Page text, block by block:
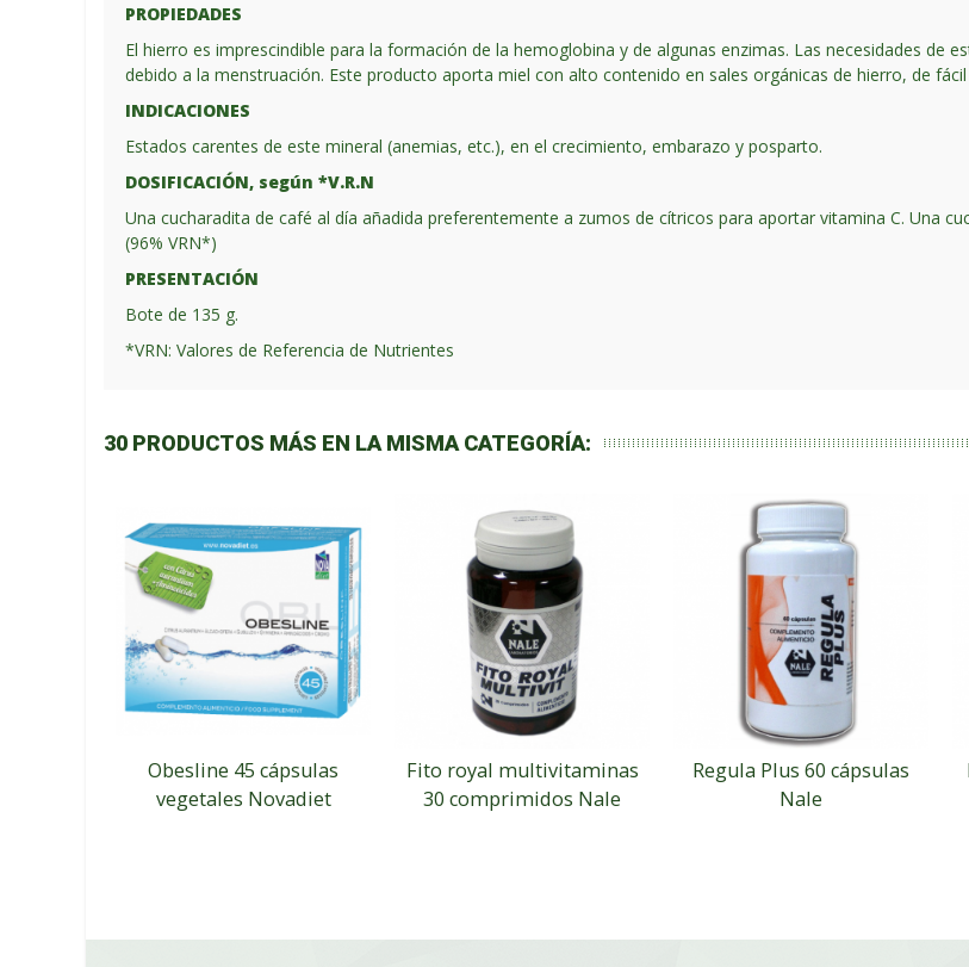
PROPIEDADES
El hierro es imprescindible para la formación de la hemoglobina y de algunas enzimas. Las necesidades de
debido a la menstruación. Este producto aporta miel con alto contenido en sales orgánicas de hierro, de
INDICACIONES
Estados carentes de este mineral (anemias, etc.), en el crecimiento, embarazo y posparto.
DOSIFICACIÓN, según *V.R.N
Una cucharadita de café al día añadida preferentemente a zumos de cítricos para aportar vitamina C. Una
(96% VRN*)
PRESENTACIÓN
Bote de 135 g.
*VRN: Valores de Referencia de Nutrientes
30 PRODUCTOS MÁS EN LA MISMA CATEGORÍA:
Obesline 45 cápsulas
vegetales Novadiet
Fito royal multivitaminas
30 comprimidos Nale
Regula Plus 60 cápsulas
Nale